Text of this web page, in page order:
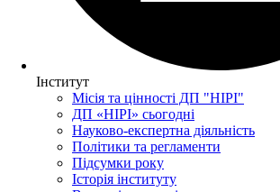
Інститут
Місія та цінності ДП "НІРІ"
ДП «НІРІ» сьогодні
Науково-експертна діяльність
Політики та регламенти
Підсумки року
Історія інституту